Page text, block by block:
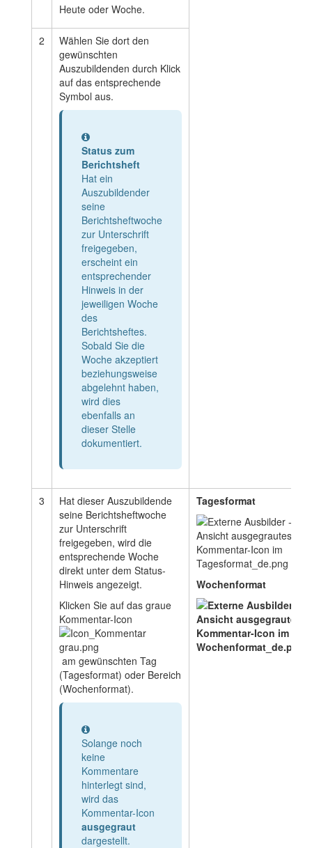
Heute oder Woche.
2
Wählen Sie dort den
gewünschten
Auszubildenden durch Klick
auf das entsprechende
Symbol aus.
Information
Status zum
Berichtsheft
Hat ein
Auszubildender
seine
Berichtsheftwoche
zur Unterschrift
freigegeben,
erscheint ein
entsprechender
Hinweis in der
jeweiligen Woche
des
Berichtsheftes.
Sobald Sie die
Woche akzeptiert
beziehungsweise
abgelehnt haben,
wird dies
ebenfalls an
dieser Stelle
dokumentiert.
3
Hat dieser Auszubildende
seine Berichtsheftwoche
zur Unterschrift
freigegeben, wird die
entsprechende Woche
direkt unter dem Status-
Hinweis angezeigt.
Klicken Sie auf das graue
Kommentar-Icon
am gewünschten Tag
(Tagesformat) oder Bereich
(Wochenformat).
Information
Solange noch
keine
Kommentare
hinterlegt sind,
wird das
Kommentar-Icon
ausgegraut
dargestellt.
Tagesformat
Wochenformat